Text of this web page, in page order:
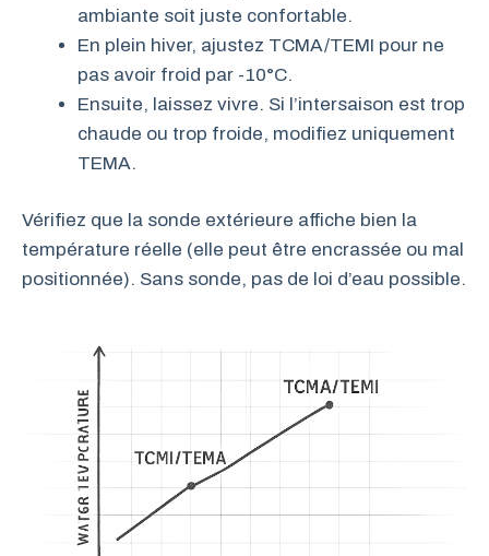
ambiante soit juste confortable.
En plein hiver, ajustez TCMA/TEMI pour ne
pas avoir froid par -10°C.
Ensuite, laissez vivre. Si l’intersaison est trop
chaude ou trop froide, modifiez uniquement
TEMA.
Vérifiez que la sonde extérieure affiche bien la
température réelle (elle peut être encrassée ou mal
positionnée). Sans sonde, pas de loi d’eau possible.